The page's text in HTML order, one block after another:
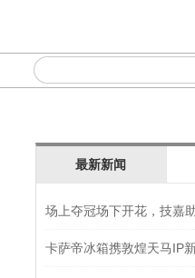
最新新闻